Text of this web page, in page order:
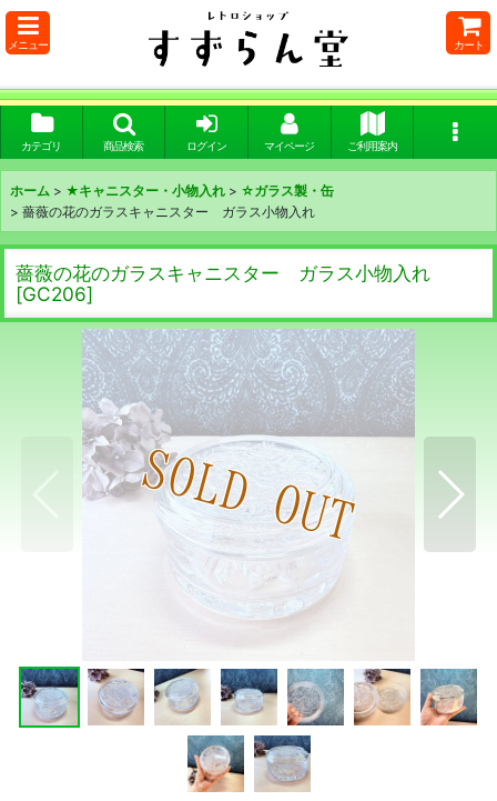
メニュー カート
カテゴリ 商品検索 ログイン マイページ ご利用案内
ホーム > ★キャニスター・小物入れ > ☆ガラス製・缶
> 薔薇の花のガラスキャニスター ガラス小物入れ
薔薇の花のガラスキャニスター ガラス小物入れ
[GC206]